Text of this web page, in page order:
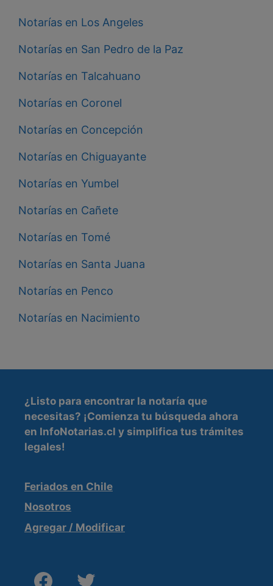
Notarías en Los Angeles
Notarías en San Pedro de la Paz
Notarías en Talcahuano
Notarías en Coronel
Notarías en Concepción
Notarías en Chiguayante
Notarías en Yumbel
Notarías en Cañete
Notarías en Tomé
Notarías en Santa Juana
Notarías en Penco
Notarías en Nacimiento
¿Listo para encontrar la notaría que
necesitas? ¡Comienza tu búsqueda ahora
en InfoNotarias.cl y simplifica tus trámites
legales!
Feriados en Chile
Nosotros
Agregar / Modificar